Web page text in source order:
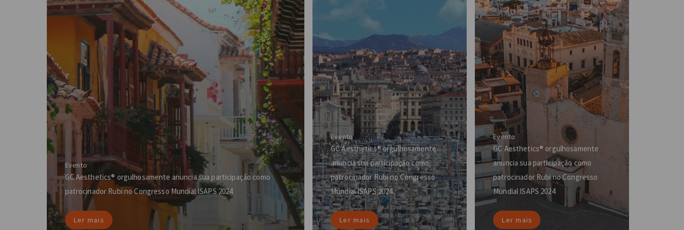
Evento
GC Aesthetics® orgulhosamente anuncia sua participação como
patrocinador Rubi no Congresso Mundial ISAPS 2024
Ler mais
Evento
GC Aesthetics® orgulhosamente
anuncia sua participação como
patrocinador Rubi no Congresso
Mundial ISAPS 2024
Ler mais
Evento
GC Aesthetics® orgulhosamente
anuncia sua participação como
patrocinador Rubi no Congresso
Mundial ISAPS 2024
Ler mais